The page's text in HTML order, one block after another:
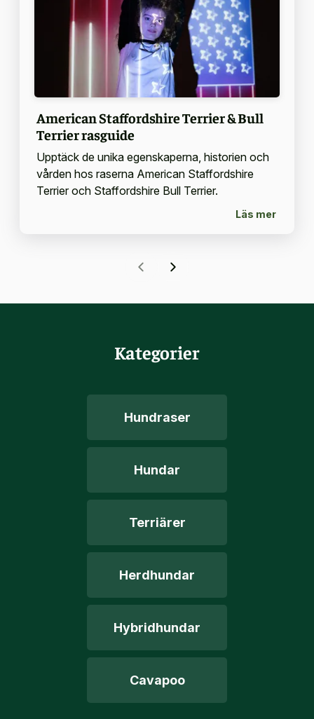
American Staffordshire Terrier & Bull
Terrier rasguide
Upptäck de unika egenskaperna, historien och
vården hos raserna American Staffordshire
Terrier och Staffordshire Bull Terrier.
Läs mer
Kategorier
Hundraser
Hundar
Terriärer
Herdhundar
Hybridhundar
Cavapoo